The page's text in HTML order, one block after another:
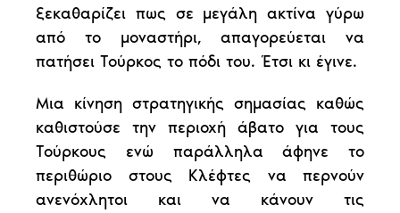
ξεκαθαρίζει πως σε μεγάλη ακτίνα γύρω
από το μοναστήρι, απαγορεύεται να
πατήσει Τούρκος το πόδι του. Έτσι κι έγινε.
Μια κίνηση στρατηγικής σημασίας καθώς
καθιστούσε την περιοχή άβατο για τους
Τούρκους ενώ παράλληλα άφηνε το
περιθώριο στους Κλέφτες να περνούν
ανενόχλητοι και να κάνουν τις